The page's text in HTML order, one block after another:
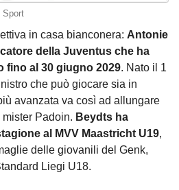
Sport
in casa bianconera: Antonie
della Juventus che ha
al 30 giugno 2029. Nato il 1
che può giocare sia in
avanzata va così ad allungare
Padoin. Beydts ha
al MVV Maastricht U19,
delle giovanili del Genk,
Liegi U18.